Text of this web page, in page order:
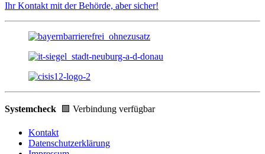
Ihr Kontakt mit der Behörde, aber sicher!
Systemcheck 🟩 Verbindung verfügbar
Kontakt
Datenschutzerklärung